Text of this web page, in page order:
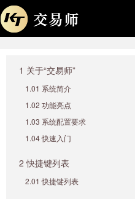
1 关于“交易师”
1.01 系统简介
1.02 功能亮点
1.03 系统配置要求
1.04 快速入门
2 快捷键列表
2.01 快捷键列表